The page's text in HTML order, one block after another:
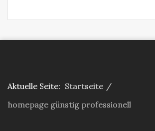
Aktuelle Seite: Startseite /
homepage günstig professionell